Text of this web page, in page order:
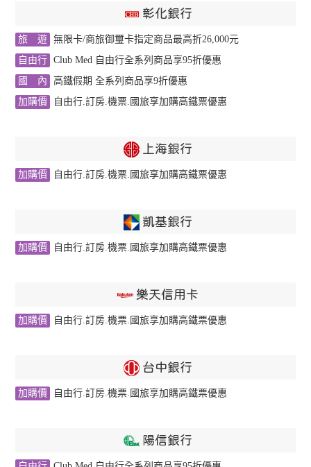
彰化銀行
旅 遊
無限卡/商旅御璽卡指定商品最高折26,000元
自由行
Club Med 自由行全系列商品享95折優惠
國 內
高鐵假期 全系列商品享9折優惠
加購價
自由行.訂房.機票.國旅享加購高鐵票優惠
上海銀行
加購價 自由行.訂房.機票.國旅享加購高鐵票優惠
凱基銀行
加購價 自由行.訂房.機票.國旅享加購高鐵票優惠
樂天信用卡
加購價 自由行.訂房.機票.國旅享加購高鐵票優惠
台中銀行
加購價 自由行.訂房.機票.國旅享加購高鐵票優惠
陽信銀行